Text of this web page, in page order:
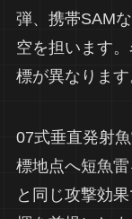
弾、携帯SAM
空を担います
標が異なります
07式垂直発射
標地点へ短魚
と同じ攻撃効